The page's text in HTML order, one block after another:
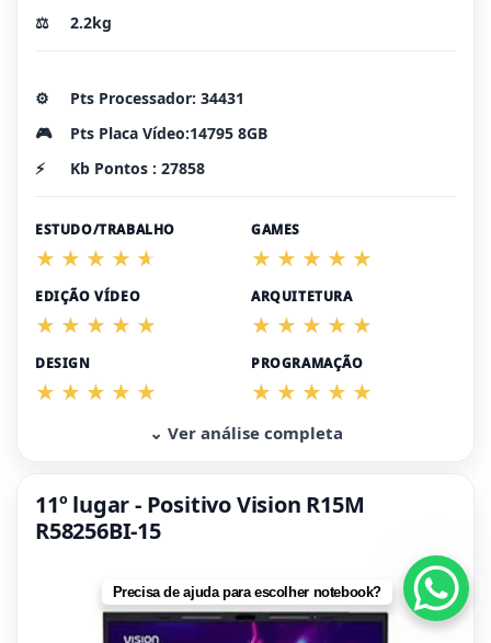
⚖️
2.2kg
⚙️
Pts Processador: 34431
🎮
Pts Placa Vídeo:14795 8GB
⚡
Kb Pontos : 27858
ESTUDO/TRABALHO GAMES
EDIÇÃO VÍDEO ARQUITETURA
DESIGN PROGRAMAÇÃO
⌄ Ver análise completa
11º lugar - Positivo Vision R15M
R58256BI-15
Precisa de ajuda para escolher notebook?